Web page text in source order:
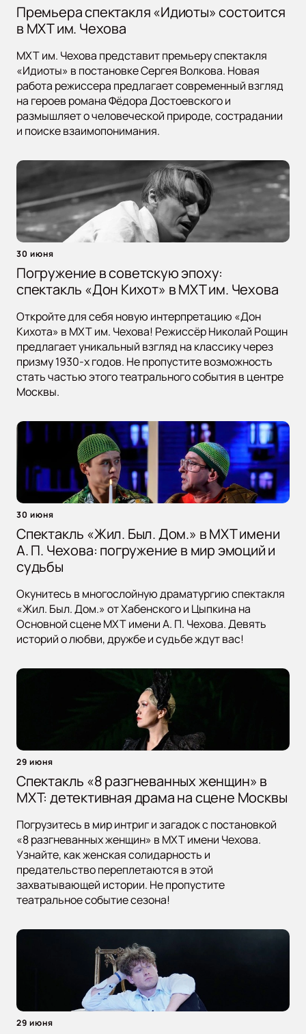
Премьера спектакля «Идиоты» состоится
в МХТ им. Чехова
МХТ им. Чехова представит премьеру спектакля
«Идиоты» в постановке Сергея Волкова. Новая
работа режиссера предлагает современный взгляд
на героев романа Фёдора Достоевского и
размышляет о человеческой природе, сострадании
и поиске взаимопонимания.
30 июня
Погружение в советскую эпоху:
спектакль «Дон Кихот» в МХТ им. Чехова
Откройте для себя новую интерпретацию «Дон
Кихота» в МХТ им. Чехова! Режиссёр Николай Рощин
предлагает уникальный взгляд на классику через
призму 1930-х годов. Не пропустите возможность
стать частью этого театрального события в центре
Москвы.
30 июня
Спектакль «Жил. Был. Дом.» в МХТ имени
А. П. Чехова: погружение в мир эмоций и
судьбы
Окунитесь в многослойную драматургию спектакля
«Жил. Был. Дом.» от Хабенского и Цыпкина на
Основной сцене МХТ имени А. П. Чехова. Девять
историй о любви, дружбе и судьбе ждут вас!
29 июня
Спектакль «8 разгневанных женщин» в
МХТ: детективная драма на сцене Москвы
Погрузитесь в мир интриг и загадок с постановкой
«8 разгневанных женщин» в МХТ имени Чехова.
Узнайте, как женская солидарность и
предательство переплетаются в этой
захватывающей истории. Не пропустите
театральное событие сезона!
29 июня